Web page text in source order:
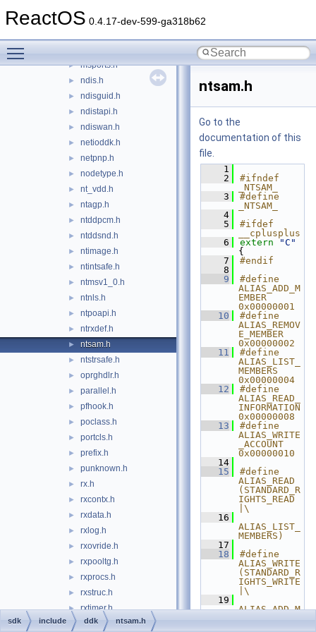
ReactOS 0.4.17-dev-599-ga318b62
► mountmgr.h
► msports.h
► ndis.h
► ndisguid.h
► ndistapi.h
► ndiswan.h
► netioddk.h
► netpnp.h
► nodetype.h
► nt_vdd.h
► ntagp.h
► ntddpcm.h
► ntddsnd.h
► ntimage.h
► ntintsafe.h
► ntmsv1_0.h
► ntnls.h
► ntpoapi.h
► ntrxdef.h
► ntsam.h
► ntstrsafe.h
► oprghdlr.h
► parallel.h
► pfhook.h
► poclass.h
► portcls.h
► prefix.h
► punknown.h
► rx.h
► rxcontx.h
► rxdata.h
► rxlog.h
► rxovride.h
► rxpooltg.h
► rxprocs.h
► rxstruc.h
► rxtimer.h
► rxtypes.h
ntsam.h
Go to the
documentation of this
file.
    1
    2
#ifndef
_NTSAM_
    3
#define
_NTSAM_
    4
    5
#ifdef
__cplusplus
    6
extern
"C"
{
    7
#endif
    8
    9
#define
ALIAS_ADD_M
EMBER
0x00000001
   10
#define
ALIAS_REMOV
E_MEMBER
0x00000002
   11
#define
ALIAS_LIST_
MEMBERS
0x00000004
   12
#define
ALIAS_READ_
INFORMATION
0x00000008
   13
#define
ALIAS_WRITE
_ACCOUNT
0x00000010
   14
   15
#define
ALIAS_READ
(STANDARD_R
IGHTS_READ
|\
   16
ALIAS_LIST_
MEMBERS)
   17
   18
#define
ALIAS_WRITE
(STANDARD_R
IGHTS_WRITE
|\
   19
ALIAS_ADD_M
sdk include ddk ntsam.h